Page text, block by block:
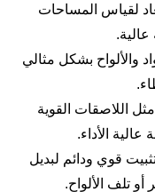
لقياس المساحات
والألواح بشكل مثالي
اللاصقات القوية
عالية الأداء.
قوي ودائم لبديل
تلف الألواح.